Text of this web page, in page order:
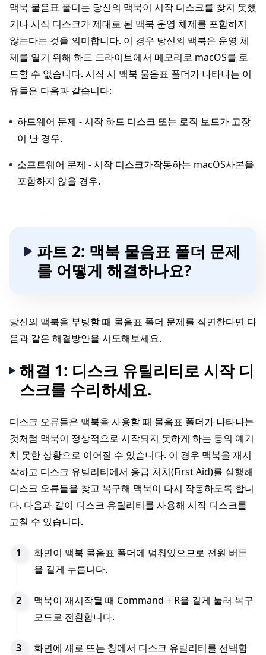
맥북 물음표 폴더는 당신의 맥북이 시작 디스크를 찾지 못했
거나 시작 디스크가 제대로 된 맥북 운영 체제를 포함하지
않는다는 것을 의미합니다. 이 경우 당신의 맥북은 운영 체
제를 열기 위해 하드 드라이브에서 메모리로 macOS를 로
드할 수 없습니다. 시작 시 맥북 물음표 폴더가 나타나는 이
유들은 다음과 같습니다:
하드웨어 문제 - 시작 하드 디스크 또는 로직 보드가 고장
이 난 경우.
소프트웨어 문제 - 시작 디스크가작동하는 macOS사본을
포함하지 않을 경우.
파트 2: 맥북 물음표 폴더 문제
를 어떻게 해결하나요?
당신의 맥북을 부팅할 때 물음표 폴더 문제를 직면한다면 다
음과 같은 해결방안을 시도해보세요.
해결 1: 디스크 유틸리티로 시작 디
스크를 수리하세요.
디스크 오류들은 맥북을 사용할 때 물음표 폴더가 나타나는
것처럼 맥북이 정상적으로 시작되지 못하게 하는 등의 예기
치 못한 상황으로 이어질 수 있습니다. 이 경우 맥북을 재시
작하고 디스크 유틸리티에서 응급 처치(First Aid)를 실행해
디스크 오류들을 찾고 복구해 맥북이 다시 작동하도록 합니
다. 다음과 같이 디스크 유틸리티를 사용해 시작 디스크를
고칠 수 있습니다.
화면이 맥북 물음표 폴더에 멈춰있으므로 전원 버튼
을 길게 누릅니다.
맥북이 재시작될 때 Command + R을 길게 눌러 복구
모드로 전환합니다.
화면에 새로 뜨는 창에서 디스크 유틸리티를 선택합